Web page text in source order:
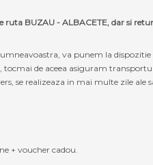
BUZAU - ALBACETE, dar si
va punem la
de aceea asiguram
se realizeaza in mai multe zile
+ voucher cadou.